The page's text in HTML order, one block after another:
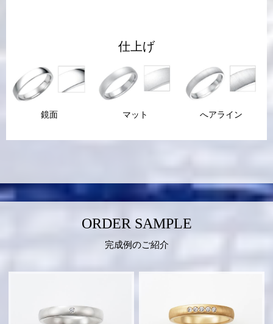
仕上げ
鏡面 マット へアライン
ORDER SAMPLE
完成例のご紹介